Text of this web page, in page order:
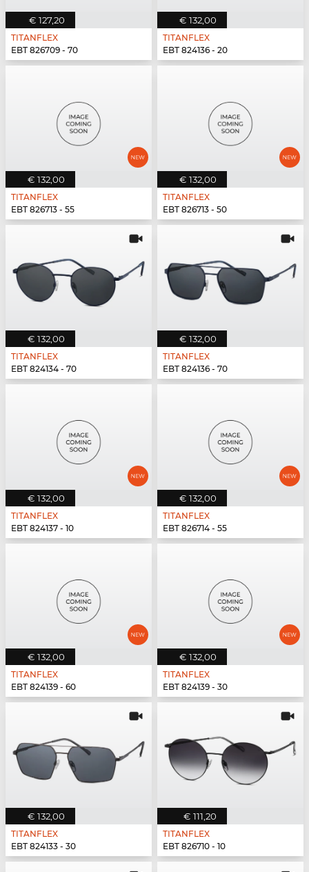
€ 127,20
TITANFLEX
EBT 826709 - 70
€ 132,00
TITANFLEX
EBT 824136 - 20
€ 132,00
TITANFLEX
EBT 826713 - 55
€ 132,00
TITANFLEX
EBT 826713 - 50
€ 132,00
TITANFLEX
EBT 824134 - 70
€ 132,00
TITANFLEX
EBT 824136 - 70
€ 132,00
TITANFLEX
EBT 824137 - 10
€ 132,00
TITANFLEX
EBT 826714 - 55
€ 132,00
TITANFLEX
EBT 824139 - 60
€ 132,00
TITANFLEX
EBT 824139 - 30
€ 132,00
TITANFLEX
EBT 824133 - 30
€ 111,20
TITANFLEX
EBT 826710 - 10